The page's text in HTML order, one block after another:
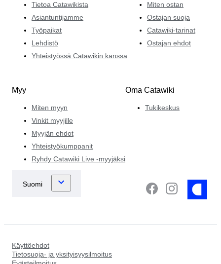
Tietoa Catawikista
Asiantuntijamme
Työpaikat
Lehdistö
Yhteistyössä Catawikin kanssa
Miten ostan
Ostajan suoja
Catawiki-tarinat
Ostajan ehdot
Myy
Miten myyn
Vinkit myyjille
Myyjän ehdot
Yhteistyökumppanit
Ryhdy Catawiki Live -myyjäksi
Oma Catawiki
Tukikeskus
Käyttöehdot
Tietosuoja- ja yksityisyysilmoitus